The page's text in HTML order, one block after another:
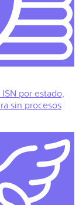
por estado,
sin procesos